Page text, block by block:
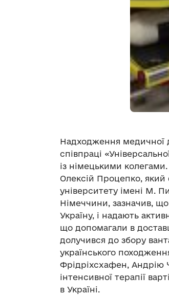
Надходження медичної
співпраці
із німецькими
Олексій Процепко, який
університету імені М.
Німеччини, зазначив, що
Україну, і надають
що допомагали в
долучився до збору
українського
Фрідріхсхафен, Андрію
інтенсивної терапії
в Україні.